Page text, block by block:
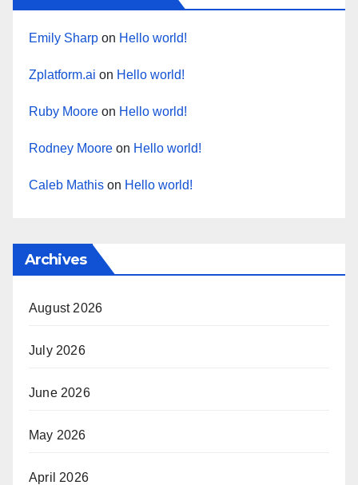
Emily Sharp on Hello world!
Zplatform.ai on Hello world!
Ruby Moore on Hello world!
Rodney Moore on Hello world!
Caleb Mathis on Hello world!
Archives
August 2026
July 2026
June 2026
May 2026
April 2026